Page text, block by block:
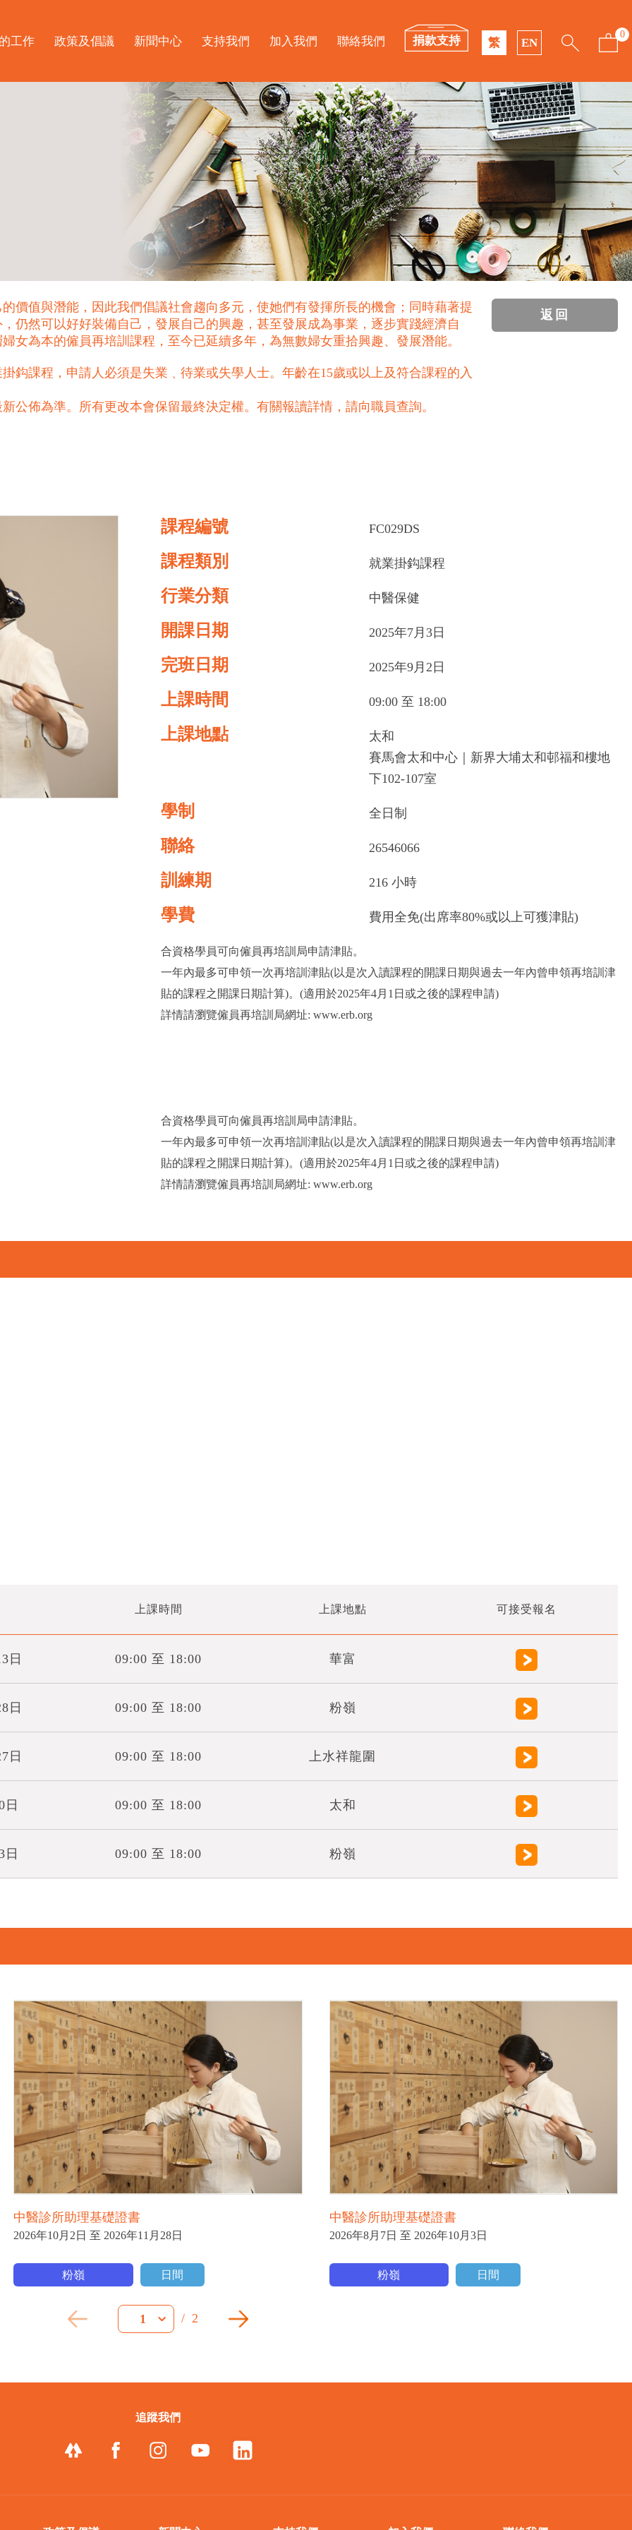
工作 政策及倡議 新聞中心 支持我們 加入我們 聯絡我們 捐款支持 繁 EN
0
價值與潛能，因此我們倡議社會趨向多元，使她們有發揮所長的機會；同時藉著提
仍然可以好好裝備自己，發展自己的興趣，甚至發展成為事業，逐步實踐經濟自
女為本的僱員再培訓課程，至今已延續多年，為無數婦女重拾興趣、發展潛能。
鈎課程，申請人必須是失業﹑待業或失學人士。年齡在15歲或以上及符合課程的入
公佈為準。所有更改本會保留最終決定權。有關報讀詳情，請向職員查詢。
返回
課程編號 FC029DS
課程類別 就業掛鈎課程
行業分類 中醫保健
開課日期 2025年7月3日
完班日期 2025年9月2日
上課時間 09:00 至 18:00
上課地點
太和
賽馬會太和中心｜新界大埔太和邨福和樓地
下102-107室
學制 全日制
聯絡 26546066
訓練期 216 小時
學費 費用全免(出席率80%或以上可獲津貼)
合資格學員可向僱員再培訓局申請津貼。
一年內最多可申領一次再培訓津貼(以是次入讀課程的開課日期與過去一年內曾申領再培訓津
貼的課程之開課日期計算)。(適用於2025年4月1日或之後的課程申請)
詳情請瀏覽僱員再培訓局網址: www.erb.org
合資格學員可向僱員再培訓局申請津貼。
一年內最多可申領一次再培訓津貼(以是次入讀課程的開課日期與過去一年內曾申領再培訓津
貼的課程之開課日期計算)。(適用於2025年4月1日或之後的課程申請)
詳情請瀏覽僱員再培訓局網址: www.erb.org
上課時間 上課地點 可接受報名
日 09:00 至 18:00 華富
日 09:00 至 18:00 粉嶺
日 09:00 至 18:00 上水祥龍圍
日 09:00 至 18:00 太和
日 09:00 至 18:00 粉嶺
中醫診所助理基礎證書
2026年10月2日 至 2026年11月28日
粉嶺 日間
中醫診所助理基礎證書
2026年8月7日 至 2026年10月3日
粉嶺 日間
1 / 2
追蹤我們